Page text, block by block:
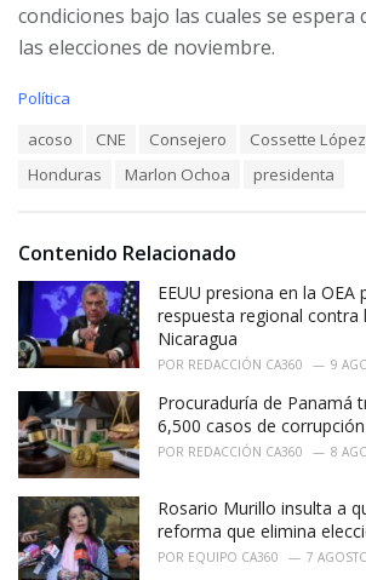
condiciones bajo las cuales se espera
las elecciones de noviembre.
C
i
Política
acoso CNE Consejero Cossette López
Honduras
Marlon Ochoa presidenta
Contenido Relacionado
EEUU presiona en la OEA
respuesta regional contra
Nicaragua
POR REDACCIÓN CA360 9
Procuraduría de Panamá
6,500 casos de corrupción
POR REDACCIÓN CA360 8
Rosario Murillo insulta a
reforma que elimina
POR EQUIPO CA360 7